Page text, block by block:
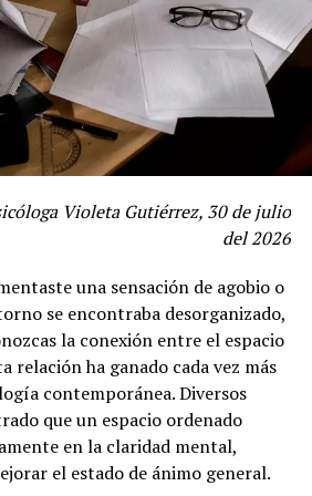
y ser negligente con la
2011).Las madres
una combinación de los siguientes
pueden servir como señales para
manipulación familiar. El castigo
herramienta común de las madres
solo dolor inmediato sino también
de un divorcio o separación,
intentan alienar a sus hijos del
división y conflictos dentro de
las decisiones. Otra señal de una
toda la responsabilidad de la
dejando muy poco espacio para
decisiones y desarrollen su
Violeta Gutiérrez, 30 de julio
del 2026
una sensación de agobio o
se encontraba desorganizado,
la conexión entre el espacio
relación ha ganado cada vez más
contemporánea. Diversos
que un espacio ordenado
en la claridad mental,
el estado de ánimo general.